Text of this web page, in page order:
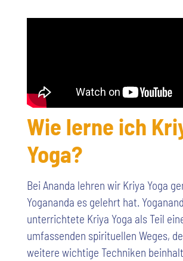
Wie lerne ich
Yoga?
Bei Ananda lehren wir Kriya Yoga
Yogananda es gelehrt hat.
unterrichtete Kriya Yoga als Teil
umfassenden spirituellen Weges,
weitere wichtige Techniken